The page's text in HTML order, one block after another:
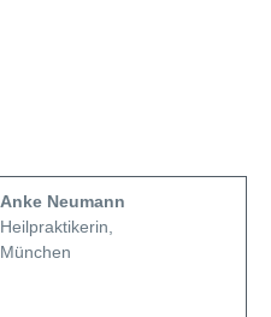
Anke Neumann
Heilpraktikerin,
München